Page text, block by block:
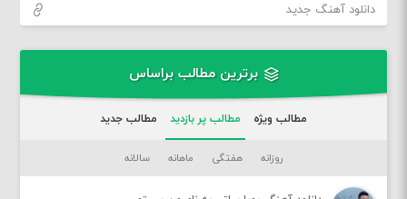
دانلود آهنگ جدید
برترین مطالب براساس
مطالب ویژه مطالب پر بازدید مطالب جدید
روزانه هفتگی ماهانه سالانه